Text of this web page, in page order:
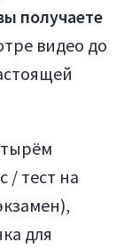
получаете
видео до
/ тест на
для